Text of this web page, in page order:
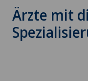
Ärzte mit